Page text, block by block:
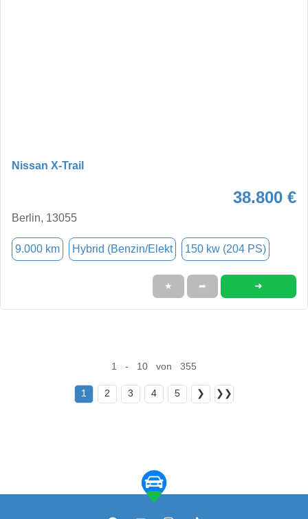
Nissan X-Trail
38.800 €
Berlin, 13055
9.000 km Hybrid (Benzin/Elekt 150 kw (204 PS)
★ ➦ ➜
1 - 10 von 355
1 2 3 4 5 ❯ ❯❯